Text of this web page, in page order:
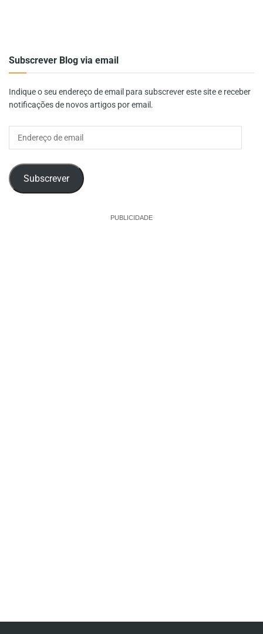
Subscrever Blog via email
Indique o seu endereço de email para subscrever este site e receber
notificações de novos artigos por email.
Subscrever
PUBLICIDADE